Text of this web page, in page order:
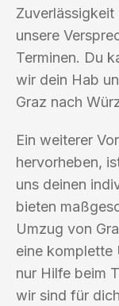
unsere
Terminen. Du
wir dein Hab
Graz nach
Ein weiterer
hervorheben,
uns deinen
bieten
Umzug von
eine komplette
nur Hilfe beim
wir sind für